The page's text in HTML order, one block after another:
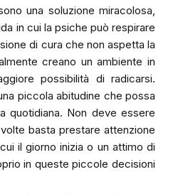
una soluzione miracolosa,
in cui la psiche può respirare
di cura che non aspetta la
creano un ambiente in
possibilità di radicarsi.
piccola abitudine che possa
quotidiana. Non deve essere
basta prestare attenzione
il giorno inizia o un attimo di
in queste piccole decisioni